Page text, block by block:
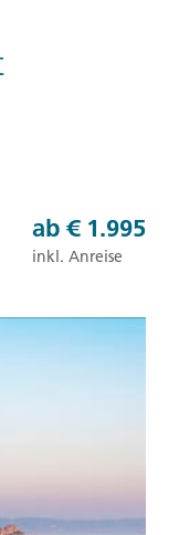
ab € 1.995
inkl. Anreise